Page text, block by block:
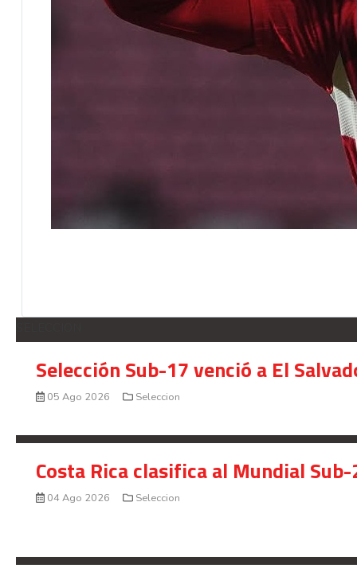
Selección Sub-17 venció a El
05 Ago 2026 Seleccion
Costa Rica clasifica al Mundial
04 Ago 2026 Seleccion